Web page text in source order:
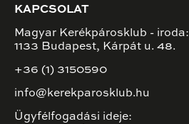
KAPCSOLAT
Magyar Kerékpárosklub - iroda:
1133 Budapest, Kárpát u. 48.
+36 (1) 3150590
info@kerekparosklub.hu
Ügyfélfogadási ideje: